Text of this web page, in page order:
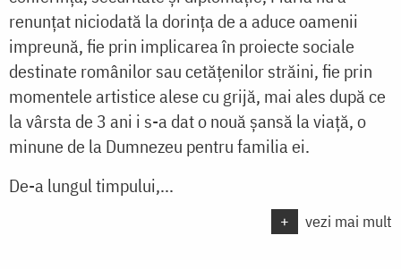
renunțat niciodată la dorința de a aduce oamenii
impreună, fie prin implicarea în proiecte sociale
destinate românilor sau cetățenilor străini, fie prin
momentele artistice alese cu grijă, mai ales după ce
la vârsta de 3 ani i s-a dat o nouă șansă la viață, o
minune de la Dumnezeu pentru familia ei.
De-a lungul timpului,...
+ vezi mai mult